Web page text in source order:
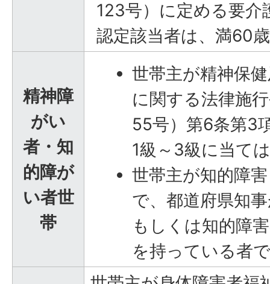
123号）に定める要介
認定該当者は、満60
精神障
がい
者・知
的障が
い者世
帯
世帯主が精神保
に関する法律施
55号）第6条第3
1級～3級に当て
世帯主が知的障
で、都道府県知
もしくは知的障
を持っている者